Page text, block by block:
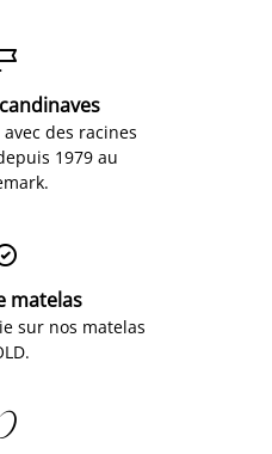
des racines
1979 au
matelas
sur nos matelas